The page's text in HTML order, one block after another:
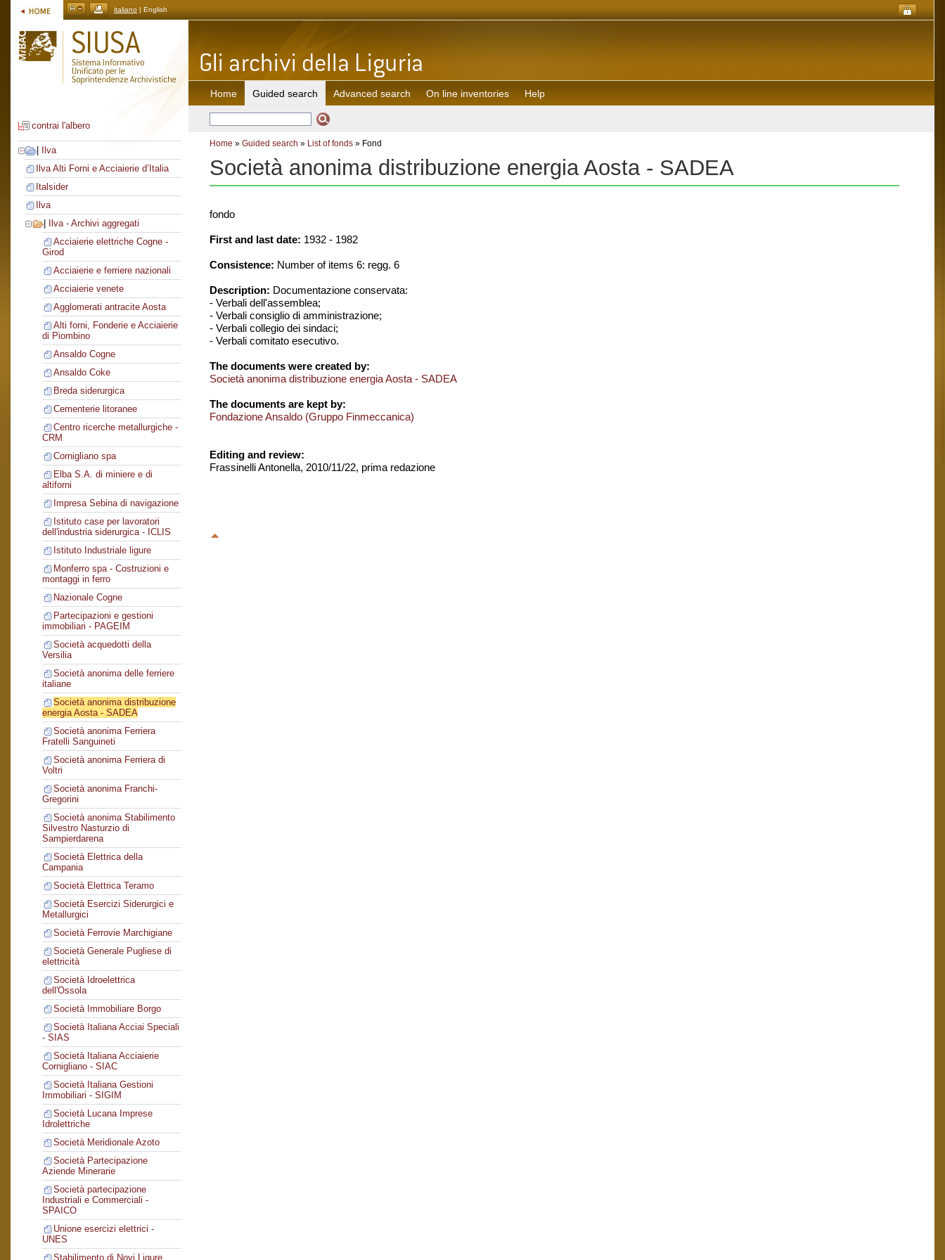
italiano | English
contrai l'albero
Ilva
Ilva Alti Forni e Acciaierie d’Italia
Italsider
Ilva
Ilva - Archivi aggregati
Acciaierie elettriche Cogne -
Girod
Acciaierie e ferriere nazionali
Acciaierie venete
Agglomerati antracite Aosta
Alti forni, Fonderie e Acciaierie
di Piombino
Ansaldo Cogne
Ansaldo Coke
Breda siderurgica
Cementerie litoranee
Centro ricerche metallurgiche -
CRM
Cornigliano spa
Elba S.A. di miniere e di
altiforni
Impresa Sebina di navigazione
Istituto case per lavoratori
dell'industria siderurgica - ICLIS
Istituto Industriale ligure
Monferro spa - Costruzioni e
montaggi in ferro
Nazionale Cogne
Partecipazioni e gestioni
immobiliari - PAGEIM
Società acquedotti della
Versilia
Società anonima delle ferriere
italiane
Società anonima distribuzione
energia Aosta - SADEA
Società anonima Ferriera
Fratelli Sanguineti
Società anonima Ferriera di
Voltri
Società anonima Franchi-
Gregorini
Società anonima Stabilimento
Silvestro Nasturzio di
Sampierdarena
Società Elettrica della
Campania
Società Elettrica Teramo
Società Esercizi Siderurgici e
Metallurgici
Società Ferrovie Marchigiane
Società Generale Pugliese di
elettricità
Società Idroelettrica
dell'Ossola
Società Immobiliare Borgo
Società Italiana Acciai Speciali
- SIAS
Società Italiana Acciaierie
Cornigliano - SIAC
Società Italiana Gestioni
Immobiliari - SIGIM
Società Lucana Imprese
Idrolettriche
Società Meridionale Azoto
Società Partecipazione
Aziende Minerarie
Società partecipazione
Industriali e Commerciali -
SPAICO
Unione esercizi elettrici -
UNES
Stabilimento di Novi Ligure
Home Guided search Advanced search On line inventories Help
Home » Guided search » List of fonds » Fond
Società anonima distribuzione energia Aosta - SADEA
fondo
First and last date: 1932 - 1982
Consistence: Number of items 6: regg. 6
Description: Documentazione conservata:
- Verbali dell'assemblea;
- Verbali consiglio di amministrazione;
- Verbali collegio dei sindaci;
- Verbali comitato esecutivo.
The documents were created by:
Società anonima distribuzione energia Aosta - SADEA
The documents are kept by:
Fondazione Ansaldo (Gruppo Finmeccanica)
Editing and review:
Frassinelli Antonella, 2010/11/22, prima redazione